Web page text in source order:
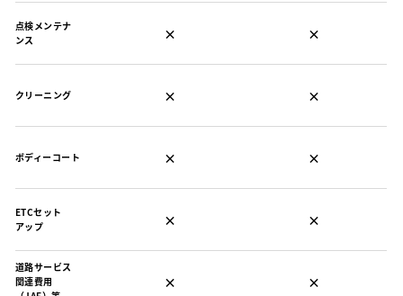
点検メンテナ
ンス
× ×
クリーニング × ×
ボディーコート × ×
ETCセット
アップ
× ×
道路サービス
関連費用
× ×